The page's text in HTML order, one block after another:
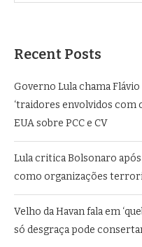
Recent Posts
Governo Lula chama
‘traidores envolvidos com
EUA sobre PCC e CV
Lula critica Bolsonaro após
como organizações
Velho da Havan fala em
só desgraça pode